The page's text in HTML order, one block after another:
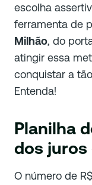
escolha
ferramenta de
Milhão, do
atingir essa
conquistar a
Entenda!
Planilha
dos
O número de